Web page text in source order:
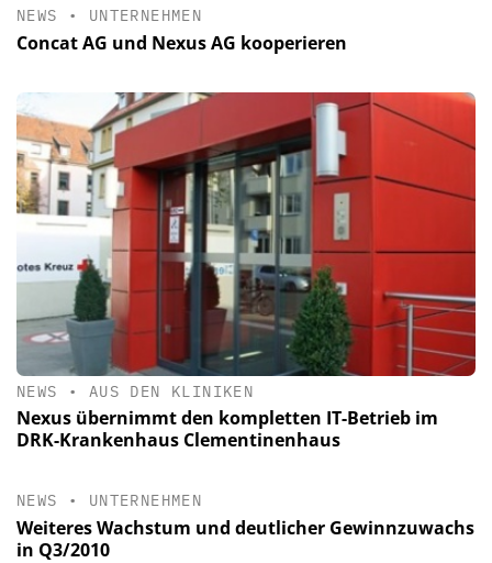
NEWS • UNTERNEHMEN
Concat AG und Nexus AG kooperieren
NEWS • AUS DEN KLINIKEN
Nexus übernimmt den kompletten IT-Betrieb im
DRK-Krankenhaus Clementinenhaus
NEWS • UNTERNEHMEN
Weiteres Wachstum und deutlicher Gewinnzuwachs
in Q3/2010